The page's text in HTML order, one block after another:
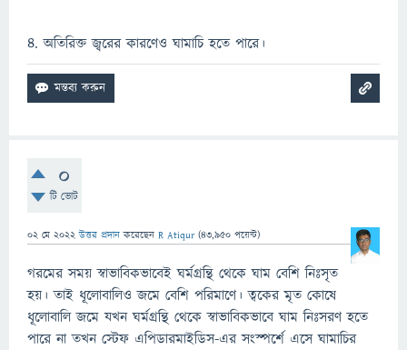
৪. অতিরিক্ত জ্বরের কারণেও ঘামাচি হতে পারে।
0
টি ভোট
02 মে 2022 উত্তর প্রদান করেছেন R Atiqur (43,950 পয়েন্ট)
গরমের সময় স্বাভাবিকভাবেই ঘর্মগ্রন্থি থেকে ঘাম বেশি নিঃসৃত
হয়। তাই ধূলোবালিও জমে বেশি পরিমাণে। ত্বকের মৃত কোষে
ধূলোবালি জমে যখন ঘর্মগ্রন্থি থেকে স্বাভাবিকভাবে ঘাম নিঃসরণ হতে
পারে না তখন স্টেফ এপিডারমাইডিস-এর সংস্পর্শে এসে ঘামাচির